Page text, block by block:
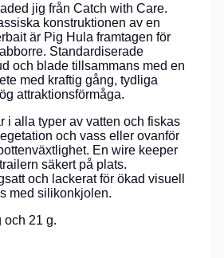
jig från Catch with Care.
konstruktionen av en
är Pig Hula framtagen för
Standardiserade
och blade tillsammans med en
med kraftig gång, tydliga
attraktionsförmåga.
i alla typer av vatten och fiskas
och vass eller ovanför
En wire keeper
säkert på plats.
och lackerat för ökad visuell
med silikonkjolen.
och 21 g.